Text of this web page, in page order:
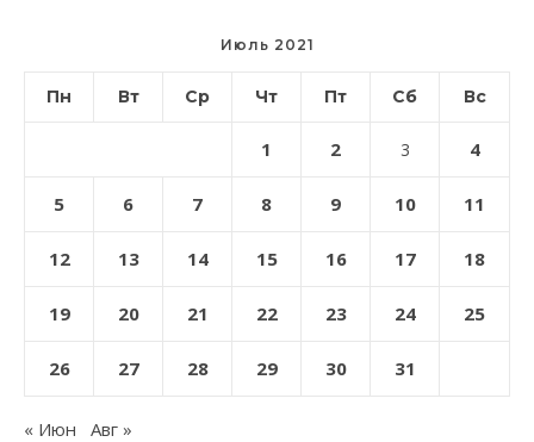
Июль 2021
Пн Вт Ср Чт Пт Сб Вс
1 2 3 4
5 6 7 8 9 10 11
12 13 14 15 16 17 18
19 20 21 22 23 24 25
26 27 28 29 30 31
« Июн Авг »